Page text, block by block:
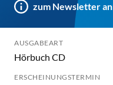
zum Newsletter
AUSGABEART
Hörbuch CD
ERSCHEINUNGSTERMIN